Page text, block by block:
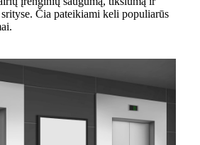
Čia pateikiami keli populiarūs